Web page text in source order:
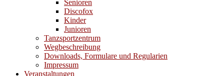
Senioren
Discofox
Kinder
Junioren
Tanzsportzentrum
Wegbeschreibung
Downloads, Formulare und Regularien
Impressum
Veranstaltungen